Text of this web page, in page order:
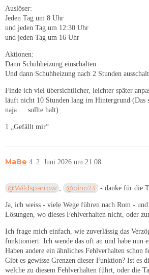
Auslöser:
Jeden Tag um 8 Uhr
und jeden Tag um 12:30 Uhr
und jeden Tag um 16 Uhr
Aktionen:
Dann Schuhheizung einschalten
Und dann Schuhheizung nach 2 Stunden
Finde ich viel übersichtlicher, leichter später
läuft nicht 10 Stunden lang im Hintergrund (Das
naja … sollte halt)
1 „Gefällt mir“
MaBe 2. Juni 2026 um 21:08
4
@Wildsparrow @pino73 - danke für die
Ja, ich weiss - viele Wege führen nach Rom -
Lösungen, wo dieses Fehlverhalten nicht, oder
Ich frage mich einfach, wie zuverlässig das
funktioniert. Ich wende das oft an und habe nun
Haben andere ein ähnliches Fehlverhalten schon
Gibt es gewisse Grenzen dieser Funktion? Ist es
welche zu diesem Fehlverhalten führt, oder die